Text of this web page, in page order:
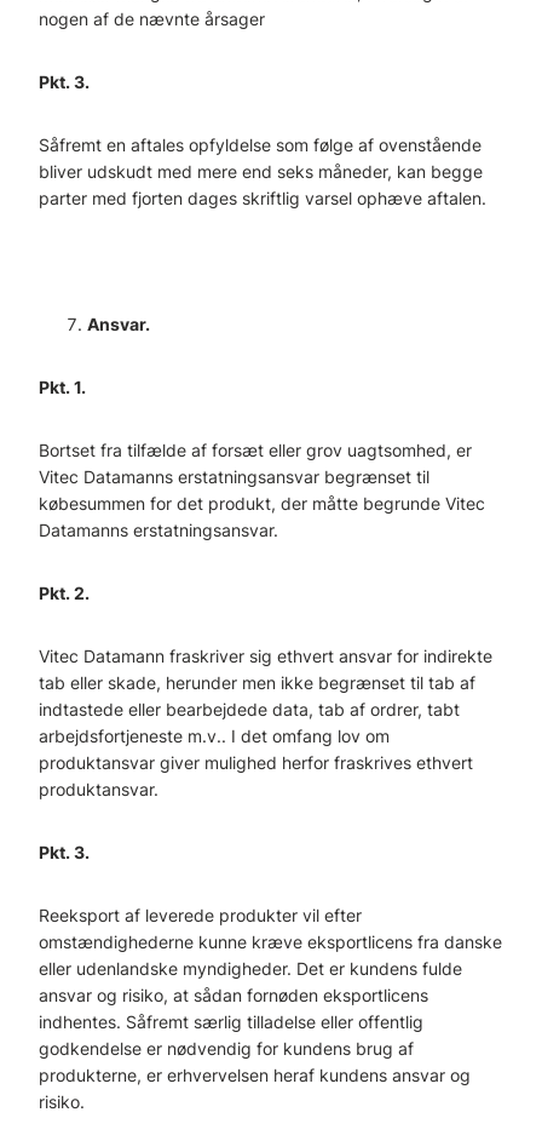
nogen af de nævnte årsager
Pkt. 3.
Såfremt en aftales opfyldelse som følge af ovenstående
bliver udskudt med mere end seks måneder, kan begge
parter med fjorten dages skriftlig varsel ophæve aftalen.
Ansvar.
Pkt. 1.
Bortset fra tilfælde af forsæt eller grov uagtsomhed, er
Vitec Datamanns erstatningsansvar begrænset til
købesummen for det produkt, der måtte begrunde Vitec
Datamanns erstatningsansvar.
Pkt. 2.
Vitec Datamann fraskriver sig ethvert ansvar for indirekte
tab eller skade, herunder men ikke begrænset til tab af
indtastede eller bearbejdede data, tab af ordrer, tabt
arbejdsfortjeneste m.v.. I det omfang lov om
produktansvar giver mulighed herfor fraskrives ethvert
produktansvar.
Pkt. 3.
Reeksport af leverede produkter vil efter
omstændighederne kunne kræve eksportlicens fra danske
eller udenlandske myndigheder. Det er kundens fulde
ansvar og risiko, at sådan fornøden eksportlicens
indhentes. Såfremt særlig tilladelse eller offentlig
godkendelse er nødvendig for kundens brug af
produkterne, er erhvervelsen heraf kundens ansvar og
risiko.